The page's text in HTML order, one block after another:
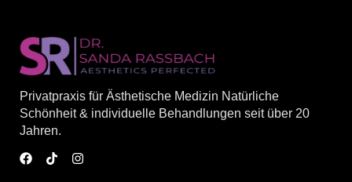
Privatpraxis für Ästhetische Medizin Natürliche
Schönheit & individuelle Behandlungen seit über 20
Jahren.